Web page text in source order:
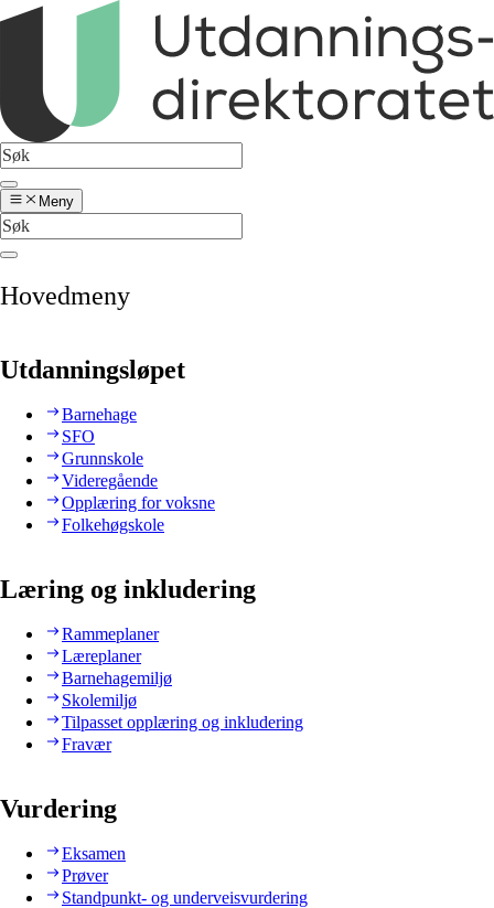
Meny
Hovedmeny
Utdanningsløpet
Barnehage
SFO
Grunnskole
Videregående
Opplæring for voksne
Folkehøgskole
Læring og inkludering
Rammeplaner
Læreplaner
Barnehagemiljø
Skolemiljø
Tilpasset opplæring og inkludering
Fravær
Vurdering
Eksamen
Prøver
Standpunkt- og underveisvurdering